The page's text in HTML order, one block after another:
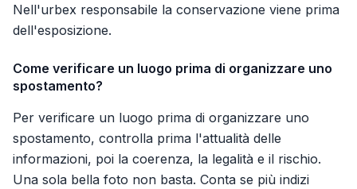
Nell'urbex responsabile la conservazione viene prima
dell'esposizione.
Come verificare un luogo prima di organizzare uno
spostamento?
Per verificare un luogo prima di organizzare uno
spostamento, controlla prima l'attualità delle
informazioni, poi la coerenza, la legalità e il rischio.
Una sola bella foto non basta. Conta se più indizi